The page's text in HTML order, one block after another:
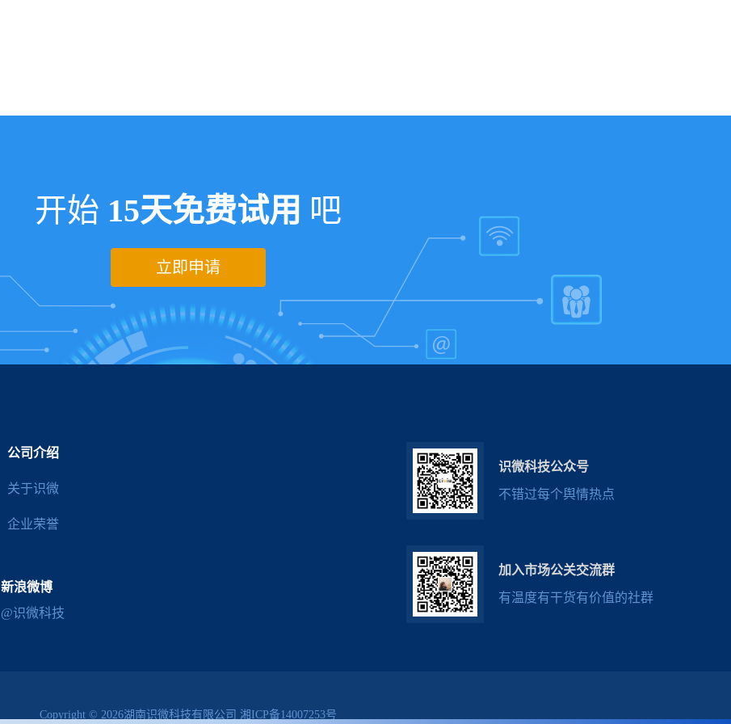
开始 15天免费试用 吧
立即申请
公司介绍
关于识微
企业荣誉
新浪微博
@识微科技
识微科技公众号
不错过每个舆情热点
加入市场公关交流群
有温度有干货有价值的社群
Copyright © 2026湖南识微科技有限公司 湘ICP备14007253号